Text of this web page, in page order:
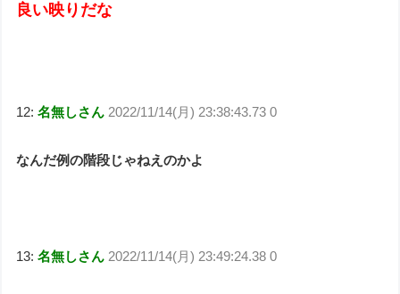
良い映りだな
12:名無しさん 2022/11/14(月) 23:38:43.73 0
なんだ例の階段じゃねえのかよ
13:名無しさん 2022/11/14(月) 23:49:24.38 0